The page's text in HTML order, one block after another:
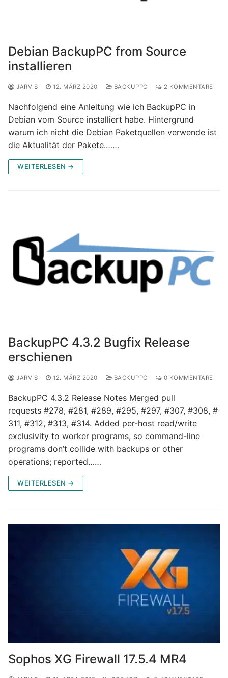
Debian BackupPC from Source
installieren
JARVIS 12. MÄRZ 2020 BACKUPPC 2 KOMMENTARE
Nachfolgend eine Anleitung wie ich BackupPC in
Debian vom Source installiert habe. Hintergrund
warum ich nicht die Debian Paketquellen verwende ist
die Aktualität der Pakete.……
WEITERLESEN →
BackupPC 4.3.2 Bugfix Release
erschienen
JARVIS 12. MÄRZ 2020 BACKUPPC 0 KOMMENTARE
BackupPC 4.3.2 Release Notes Merged pull
requests #278, #281, #289, #295, #297, #307, #308, #
311, #312, #313, #314. Added per-host read/write
exclusivity to worker programs, so command-line
programs don’t collide with backups or other
operations; reported……
WEITERLESEN →
Sophos XG Firewall 17.5.4 MR4